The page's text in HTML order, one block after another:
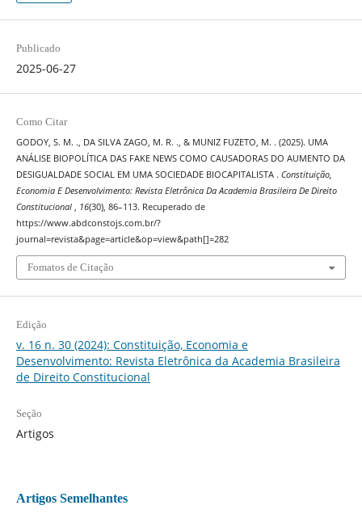
Publicado
2025-06-27
Como Citar
GODOY, S. M. ., DA SILVA ZAGO, M. R. ., & MUNIZ FUZETO, M. . (2025). UMA
ANÁLISE BIOPOLÍTICA DAS FAKE NEWS COMO CAUSADORAS DO AUMENTO DA
DESIGUALDADE SOCIAL EM UMA SOCIEDADE BIOCAPITALISTA . Constituição,
Economia E Desenvolvimento: Revista Eletrônica Da Academia Brasileira De Direito
Constitucional
16(30), 86–113. Recuperado de
https://www.abdconstojs.com.br/?
journal=revista&page=article&op=view&path[]=282
Fomatos de Citação
Edição
v. 16 n. 30 (2024): Constituição, Economia e
Desenvolvimento: Revista Eletrônica da Academia Brasileira
de Direito Constitucional
Seção
Artigos
Artigos Semelhantes